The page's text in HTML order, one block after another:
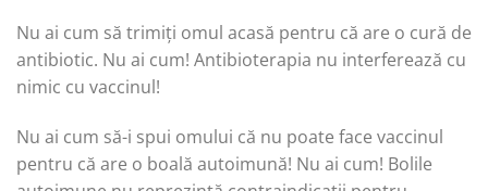
Nu ai cum să trimiți omul acasă pentru că are o cură de
antibiotic. Nu ai cum! Antibioterapia nu interferează cu
nimic cu vaccinul!
Nu ai cum să-i spui omului că nu poate face vaccinul
pentru că are o boală autoimună! Nu ai cum! Bolile